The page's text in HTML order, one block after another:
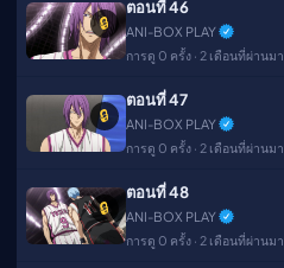
🔒
ตอนที่ 46
ANI-BOX PLAY
การดู 0 ครั้ง · 2 เดือนที่ผ่านมา
🔒
ตอนที่ 47
ANI-BOX PLAY
การดู 0 ครั้ง · 2 เดือนที่ผ่านมา
🔒
ตอนที่ 48
ANI-BOX PLAY
การดู 0 ครั้ง · 2 เดือนที่ผ่านมา